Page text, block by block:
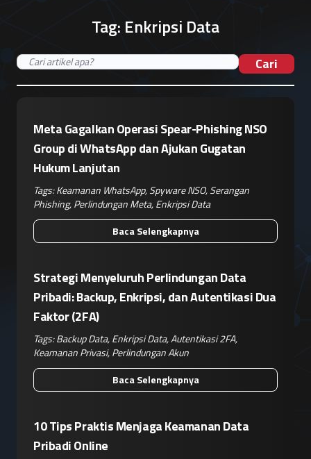
Tag: Enkripsi Data
Cari
Meta Gagalkan Operasi Spear-Phishing NSO
Group di WhatsApp dan Ajukan Gugatan
Hukum Lanjutan
Tags:Keamanan WhatsApp,Spyware NSO,Serangan
Phishing,Perlindungan Meta,Enkripsi Data
Baca Selengkapnya
Strategi Menyeluruh Perlindungan Data
Pribadi: Backup, Enkripsi, dan Autentikasi Dua
Faktor (2FA)
Tags:Backup Data,Enkripsi Data,Autentikasi 2FA,
Keamanan Privasi,Perlindungan Akun
Baca Selengkapnya
10 Tips Praktis Menjaga Keamanan Data
Pribadi Online